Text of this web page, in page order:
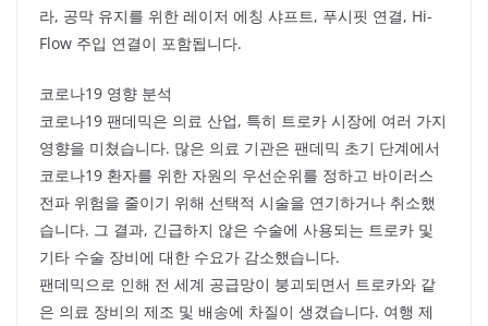
라, 공막 유지를 위한 레이저 에칭 샤프트, 푸시핏 연결, Hi-
Flow 주입 연결이 포함됩니다.
코로나19 영향 분석
코로나19 팬데믹은 의료 산업, 특히 트로카 시장에 여러 가지
영향을 미쳤습니다. 많은 의료 기관은 팬데믹 초기 단계에서
코로나19 환자를 위한 자원의 우선순위를 정하고 바이러스
전파 위험을 줄이기 위해 선택적 시술을 연기하거나 취소했
습니다. 그 결과, 긴급하지 않은 수술에 사용되는 트로카 및
기타 수술 장비에 대한 수요가 감소했습니다.
팬데믹으로 인해 전 세계 공급망이 붕괴되면서 트로카와 같
은 의료 장비의 제조 및 배송에 차질이 생겼습니다. 여행 제